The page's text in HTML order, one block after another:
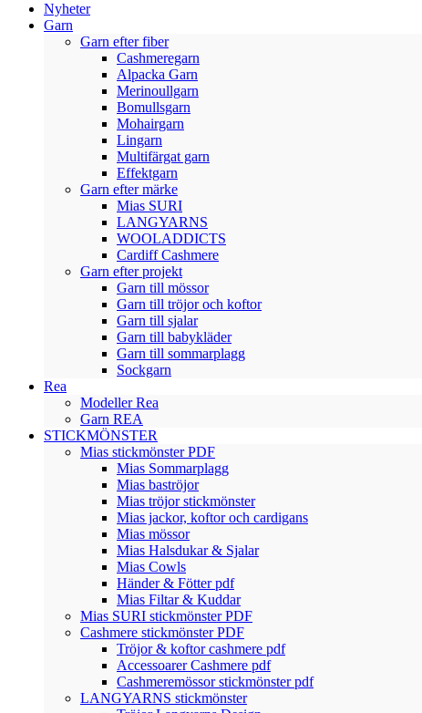
Nyheter
Garn
Garn efter fiber
Cashmeregarn
Alpacka Garn
Merinoullgarn
Bomullsgarn
Mohairgarn
Lingarn
Multifärgat garn
Effektgarn
Garn efter märke
Mias SURI
LANGYARNS
WOOLADDICTS
Cardiff Cashmere
Garn efter projekt
Garn till mössor
Garn till tröjor och koftor
Garn till sjalar
Garn till babykläder
Garn till sommarplagg
Sockgarn
Rea
Modeller Rea
Garn REA
STICKMÖNSTER
Mias stickmönster PDF
Mias Sommarplagg
Mias baströjor
Mias tröjor stickmönster
Mias jackor, koftor och cardigans
Mias mössor
Mias Halsdukar & Sjalar
Mias Cowls
Händer & Fötter pdf
Mias Filtar & Kuddar
Mias SURI stickmönster PDF
Cashmere stickmönster PDF
Tröjor & koftor cashmere pdf
Accessoarer Cashmere pdf
Cashmeremössor stickmönster pdf
LANGYARNS stickmönster